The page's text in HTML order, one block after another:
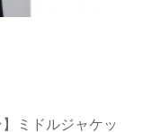
】ミドルジャケッ